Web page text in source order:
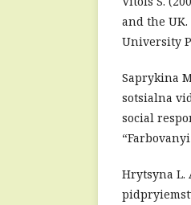
and the UK.
University
Saprykina
sotsialna
social
Hrytsyna L.